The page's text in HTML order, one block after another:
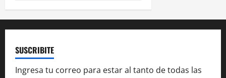
SUSCRIBITE
Ingresa tu correo para estar al tanto de todas las